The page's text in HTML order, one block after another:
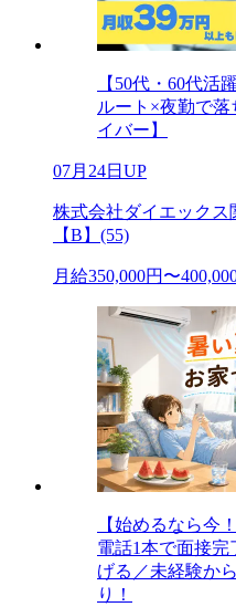
【50代・60代
ルート×夜勤で
イバー】
07月24日UP
株式会社ダイエックス
【B】(55)
月給350,000円〜
【始めるなら今
電話1本で面接
げる／未経験か
り！